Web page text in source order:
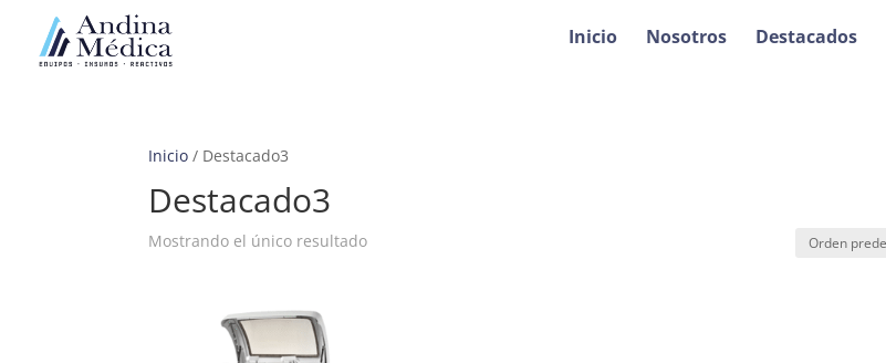
Inicio Nosotros Destacados
Inicio / Destacado3
Destacado3
Mostrando el único resultado